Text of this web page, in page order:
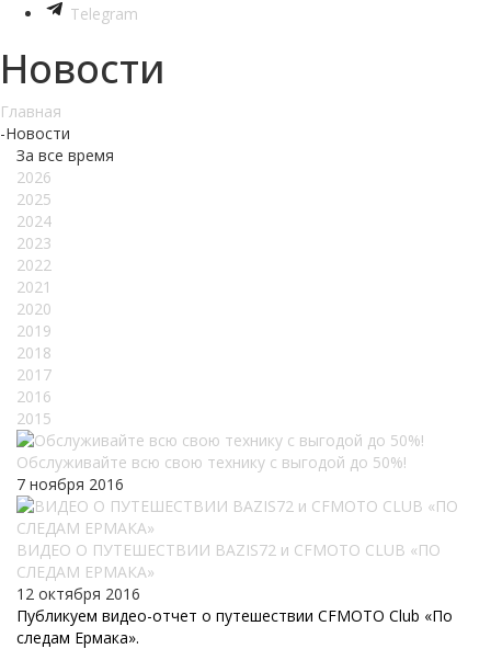
Telegram
Новости
Главная
-Новости
За все время
2026
2025
2024
2023
2022
2021
2020
2019
2018
2017
2016
2015
Обслуживайте всю свою технику с выгодой до 50%!
7 ноября 2016
ВИДЕО О ПУТЕШЕСТВИИ BAZIS72 и CFMOTO CLUB «ПО
СЛЕДАМ ЕРМАКА»
12 октября 2016
Публикуем видео-отчет о путешествии CFMOTO Club «По
следам Ермака».